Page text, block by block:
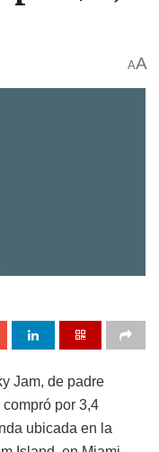
AA
Jam, de padre
por 3,4
ubicada en la